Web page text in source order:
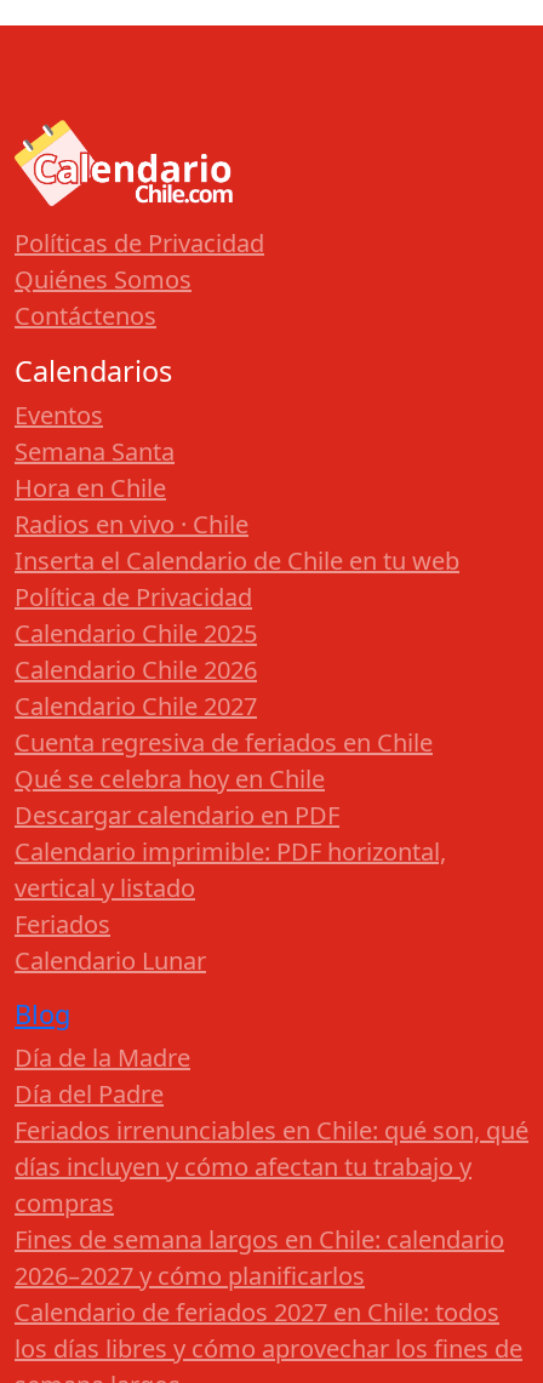
Políticas de Privacidad
Quiénes Somos
Contáctenos
Calendarios
Eventos
Semana Santa
Hora en Chile
Radios en vivo · Chile
Inserta el Calendario de Chile en tu web
Política de Privacidad
Calendario Chile 2025
Calendario Chile 2026
Calendario Chile 2027
Cuenta regresiva de feriados en Chile
Qué se celebra hoy en Chile
Descargar calendario en PDF
Calendario imprimible: PDF horizontal,
vertical y listado
Feriados
Calendario Lunar
Blog
Día de la Madre
Día del Padre
Feriados irrenunciables en Chile: qué son, qué
días incluyen y cómo afectan tu trabajo y
compras
Fines de semana largos en Chile: calendario
2026–2027 y cómo planificarlos
Calendario de feriados 2027 en Chile: todos
los días libres y cómo aprovechar los fines de